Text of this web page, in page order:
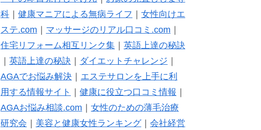
科｜ 健康マニアによる無病ライフ
女性向けエ
ステ.com
マッサージのリアル口コミ.com
住宅リフォーム相互リンク集｜ 英語上達の秘訣
英語上達の秘訣 ダイエットチャレンジ
AGAでお悩み解決｜ エステサロンを上手に利
用する情報サイト
健康に役立つ口コミ情報
AGAお悩み相談.com
女性のための薄毛治療
研究会
美容と健康女性ランキング｜ 会社経営